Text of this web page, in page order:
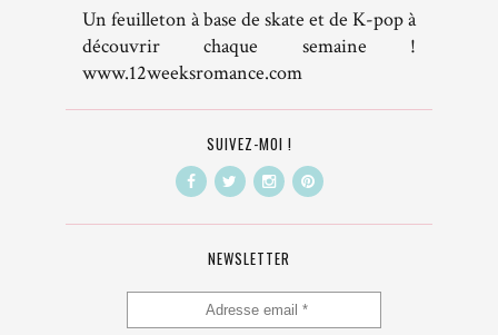
Un feuilleton à base de skate et de K-pop à
découvrir chaque semaine !
www.12weeksromance.com
SUIVEZ-MOI !
NEWSLETTER